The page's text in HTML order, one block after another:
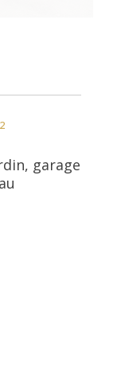
garage